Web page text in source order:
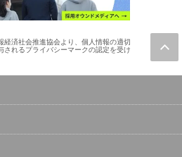
経済社会推進協会より、個人情報の適切
されるプライバシーマークの認定を受け